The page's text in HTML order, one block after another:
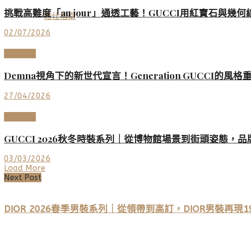
雅仕指南
挑戰高難度「au jour」通透工藝！GUCCI用紅寶石與幾何
02/07/2026
Demna視角下的新世代宣言！Generation GUCCI的風格
27/04/2026
GUCCI 2026秋冬時裝系列｜從博物館場景到街頭姿態，
03/03/2026
Load More
Next Post
DIOR 2026春季男裝系列｜從領帶到高訂，DIOR男裝再現